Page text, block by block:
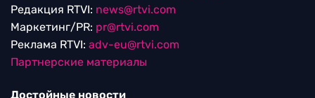
Редакция RTVI: news@rtvi.com
Маркетинг/PR: pr@rtvi.com
Реклама RTVI: adv-eu@rtvi.com
Партнерские материалы
Достойные новости